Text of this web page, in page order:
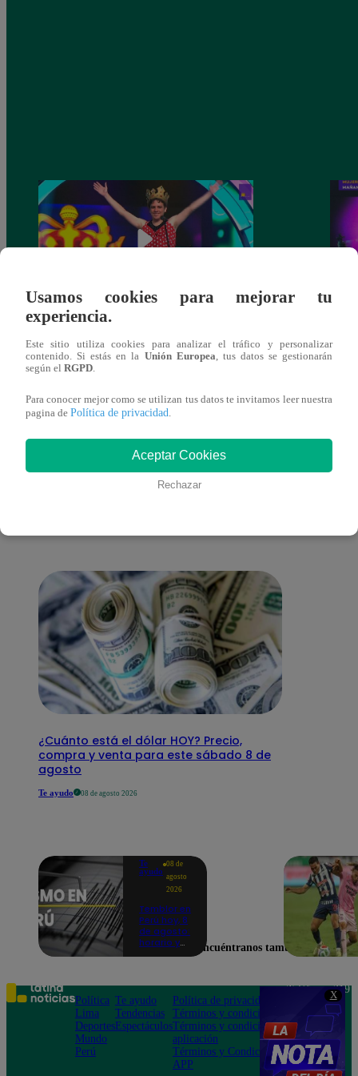
X
cetro de la semana tras caer ante Germán
Loero
También te puede
¿Cuánto está el dólar HOY? Precio,
compra y venta para este sábado 8 de
agosto
Te ayudo 08 de agosto 2026
Te
ayudo
08 de
agosto
2026
Temblor en
Perú hoy, 8
de agosto:
horario y
según IGP
Usamos cookies para mejorar tu
experiencia.
Este sitio utiliza cookies para analizar el tráfico y personalizar
contenido. Si estás en la Unión Europea , tus datos se gestionarán
según el RGPD
Para conocer mejor como se utilizan tus datos te invitamos leer nuestra
pagina de Política de privacidad
Aceptar Cookies
Rechazar
Encuéntranos también en
Política
Lima
Deportes
Mundo
Perú
Te ayudo
Tendencias
Espectáculos
Política de privacidad
Términos y condiciones
Términos y condiciones
aplicación
Términos y Condiciones
APP
Teléfono: 219
Av. San
Felipe 968
Jesús María